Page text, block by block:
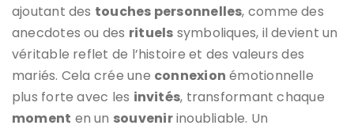
ajoutant des touches personnelles, comme des
anecdotes ou des rituels symboliques, il devient un
véritable reflet de l’histoire et des valeurs des
mariés. Cela crée une connexion émotionnelle
plus forte avec les invités, transformant chaque
moment en un souvenirinoubliable. Un